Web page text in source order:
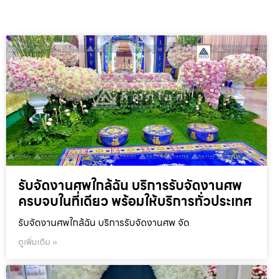
รับจัดงานศพใกล้ฉัน บริการรับจัดงานศพ
ครบจบในที่เดียว พร้อมให้บริการทั่วประเทศ
รับจัดงานศพใกล้ฉัน บริการรับจัดงานศพ จัด
ดูเพิ่มเติม »